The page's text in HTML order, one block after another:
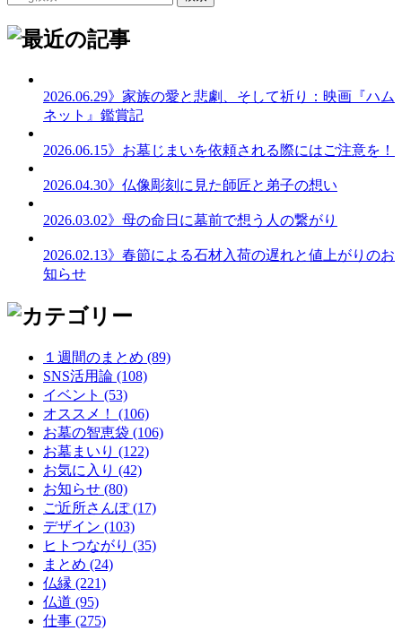
2026.06.29》家族の愛と悲劇、そして祈り：映画『ハム
ネット』鑑賞記
2026.06.15》お墓じまいを依頼される際にはご注意を！
2026.04.30》仏像彫刻に見た師匠と弟子の想い
2026.03.02》母の命日に墓前で想う人の繋がり
2026.02.13》春節による石材入荷の遅れと値上がりのお
知らせ
１週間のまとめ (89)
SNS活用論 (108)
イベント (53)
オススメ！ (106)
お墓の智恵袋 (106)
お墓まいり (122)
お気に入り (42)
お知らせ (80)
ご近所さんぽ (17)
デザイン (103)
ヒトつながり (35)
まとめ (24)
仏縁 (221)
仏道 (95)
仕事 (275)